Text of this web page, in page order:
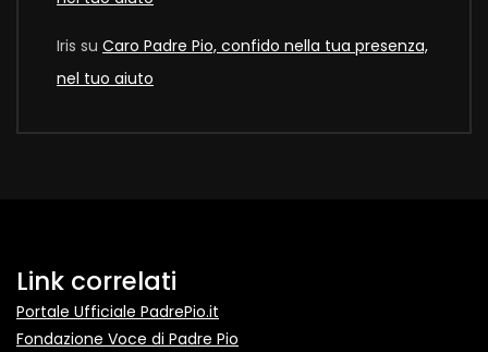
Iris su Caro Padre Pio, confido nella tua presenza,
nel tuo aiuto
Link correlati
Portale Ufficiale PadrePio.it
Fondazione Voce di Padre Pio